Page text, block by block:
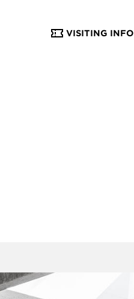
VISITING INFO